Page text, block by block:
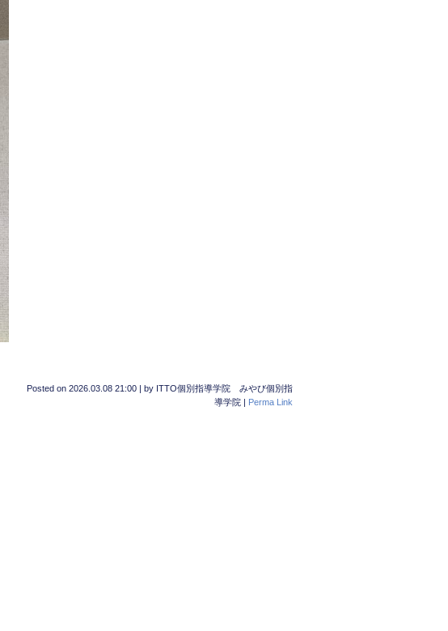
Posted on 2026.03.08 21:00 | by ITTO個別指導学院 みやび個別指
導学院 | Perma Link